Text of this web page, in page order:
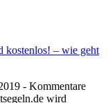
kostenlos! – wie geht
- Kommentare
wird